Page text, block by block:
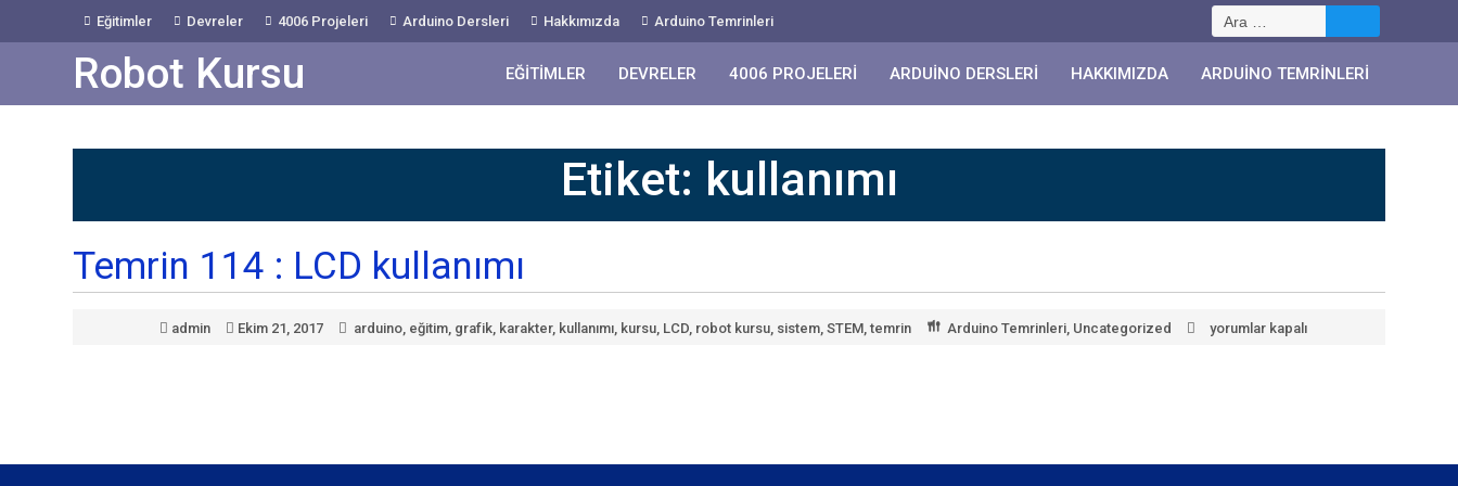
Eğitimler Devreler 4006 Projeleri Arduino Dersleri Hakkımızda Arduino Temrinleri Arama:
Robot Kursu EĞITIMLER DEVRELER 4006 PROJELERI ARDUINO DERSLERI HAKKIMIZDA ARDUINO TEMRINLERI
Etiket: kullanımı
Temrin 114 : LCD kullanımı
admin Ekim 21, 2017 arduino, eğitim, grafik, karakter, kullanımı, kursu, LCD, robot kursu, sistem, STEM, temrin Arduino Temrinleri, Uncategorized
Temrin
yorumlar kapalı